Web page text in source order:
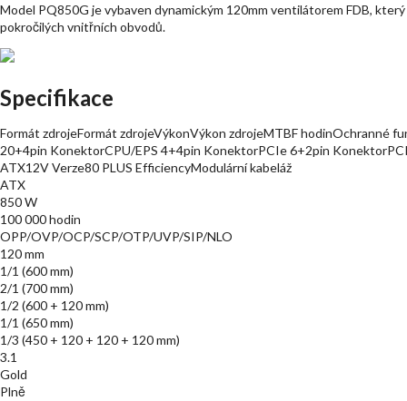
Model PQ850G je vybaven dynamickým 120mm ventilátorem FDB,
pokročilých vnitřních obvodů.
Specifikace
Formát zdrojeFormát zdrojeVýkonVýkon zdrojeMTBF hodinOchranné
20+4pin KonektorCPU/EPS 4+4pin KonektorPCIe 6+2pin
ATX12V Verze80 PLUS EfficiencyModulární kabeláž
ATX
850 W
100 000 hodin
OPP/OVP/OCP/SCP/OTP/UVP/SIP/NLO
120 mm
1/1 (600 mm)
2/1 (700 mm)
1/2 (600 + 120 mm)
1/1 (650 mm)
1/3 (450 + 120 + 120 + 120 mm)
3.1
Gold
Plně